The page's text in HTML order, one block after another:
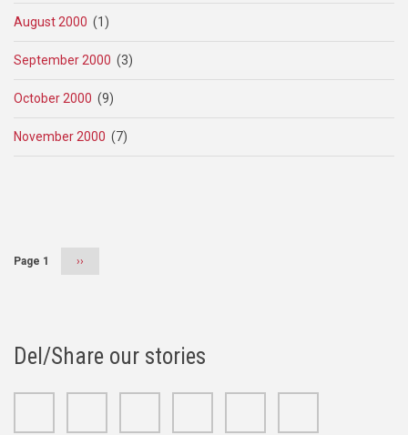
August 2000 (1)
September 2000 (3)
October 2000 (9)
November 2000 (7)
Page 1
Next
››
Del/Share our stories